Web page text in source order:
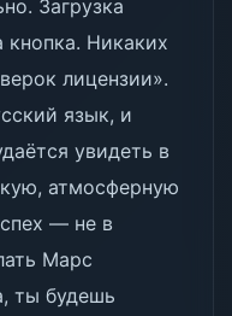
Загрузка
Никаких
лицензии».
язык, и
увидеть в
атмосферную
— не в
Марс
ты будешь